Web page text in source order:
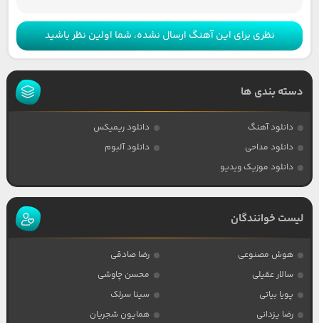
نظری برای این آهنگ ارسال نشده، شما اولین نظر باشید
دسته بندی ها
دانلود آهنگ
دانلود ریمیکس
دانلود مداحی
دانلود آلبوم
دانلود موزیک ویدیو
لیست خوانندگان
هوش مصنوعی
رضا صادقی
سالار عقیلی
محسن چاوشی
پویا بیاتی
سینا سرلک
رضا یزدانی
همایون شجریان